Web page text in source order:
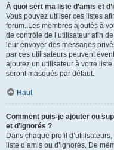
À quoi sert ma liste d’amis et
Vous pouvez utiliser ces listes
forum. Les membres ajoutés à
de contrôle de l’utilisateur afin
leur envoyer des messages
par ces utilisateurs peuvent
ajoutez un utilisateur à votre
seront masqués par défaut.
Haut
Comment puis-je ajouter ou
et d’ignorés ?
Dans chaque profil
liste d’amis ou d’ignorés. De